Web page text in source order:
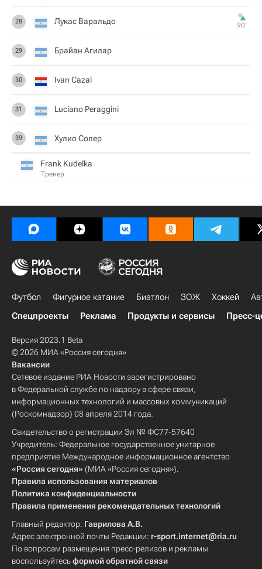
28 Лукас Варальдо 90‎’‎
29 Брайан Агилар
30 Ivan Cazal
31 Luciano Peraggini
39 Хулио Солер
Frank Kudelka
Тренер
Футбол Фигурное катание Биатлон ЗОЖ Хоккей
Спецпроекты
Реклама Продукты и сервисы Пресс-
Версия 2023.1 Beta
© 2026 МИА «Россия сегодня»
Вакансии
Сетевое издание РИА Новости зарегистрировано
в Федеральной службе по надзору в сфере связи,
информационных технологий и массовых коммуникаций
(Роскомнадзор) 08 апреля 2014 года.
Свидетельство о регистрации Эл № ФС77-57640
Учредитель: Федеральное государственное унитарное
предприятие Международное информационное агентство
«Россия сегодня» (МИА «Россия сегодня»).
Правила использования материалов
Политика конфиденциальности
Правила применения рекомендательных технологий
Главный редактор: Гаврилова А.В.
Адрес электронной почты Редакции: r-sport.internet@ria.ru
По вопросам размещения пресс-релизов и рекламы
воспользуйтесьформой обратной связи